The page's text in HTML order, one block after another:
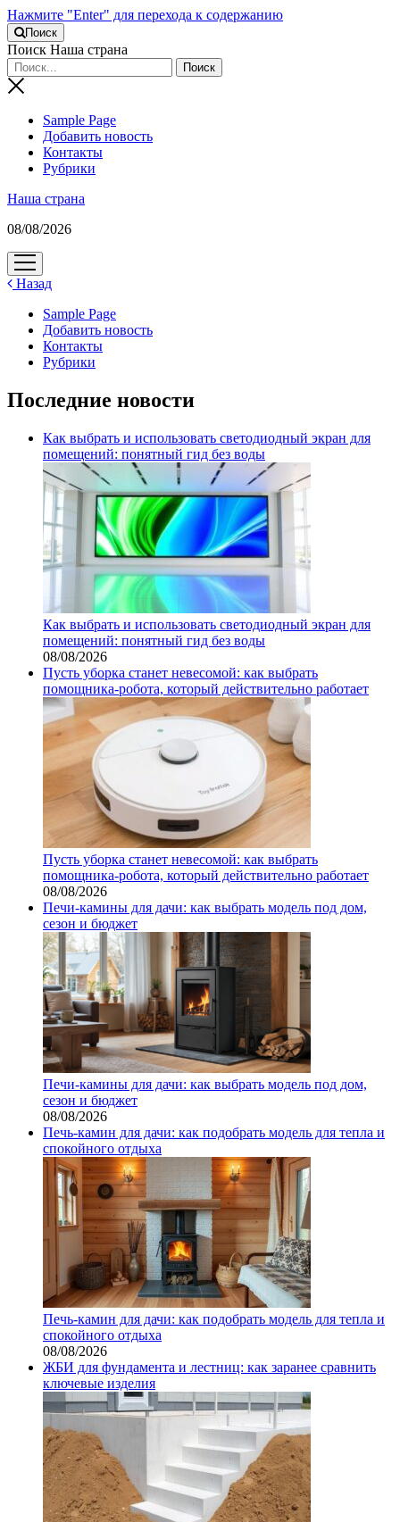
Нажмите "Enter" для перехода к содержанию
Поиск
Поиск Наша страна
Sample Page
Добавить новость
Контакты
Рубрики
Наша страна
08/08/2026
открыть
меню
Назад
Sample Page
Добавить новость
Контакты
Рубрики
Последние новости
Как выбрать и использовать светодиодный экран для
помещений: понятный гид без воды
Как выбрать и использовать светодиодный экран для
помещений: понятный гид без воды
08/08/2026
Пусть уборка станет невесомой: как выбрать
помощника‑робота, который действительно работает
Пусть уборка станет невесомой: как выбрать
помощника‑робота, который действительно работает
08/08/2026
Печи-камины для дачи: как выбрать модель под дом,
сезон и бюджет
Печи-камины для дачи: как выбрать модель под дом,
сезон и бюджет
08/08/2026
Печь-камин для дачи: как подобрать модель для тепла и
спокойного отдыха
Печь-камин для дачи: как подобрать модель для тепла и
спокойного отдыха
08/08/2026
ЖБИ для фундамента и лестниц: как заранее сравнить
ключевые изделия